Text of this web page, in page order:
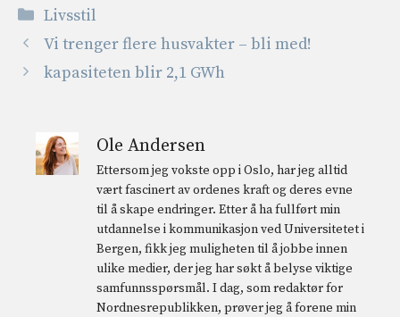
Kategorier
Livsstil
Vi trenger flere husvakter – bli med!
kapasiteten blir 2,1 GWh
Ole Andersen
Ettersom jeg vokste opp i Oslo, har jeg alltid
vært fascinert av ordenes kraft og deres evne
til å skape endringer. Etter å ha fullført min
utdannelse i kommunikasjon ved Universitetet i
Bergen, fikk jeg muligheten til å jobbe innen
ulike medier, der jeg har søkt å belyse viktige
samfunnsspørsmål. I dag, som redaktør for
Nordnesrepublikken, prøver jeg å forene min